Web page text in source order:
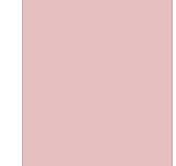
キヤノン株式
No.